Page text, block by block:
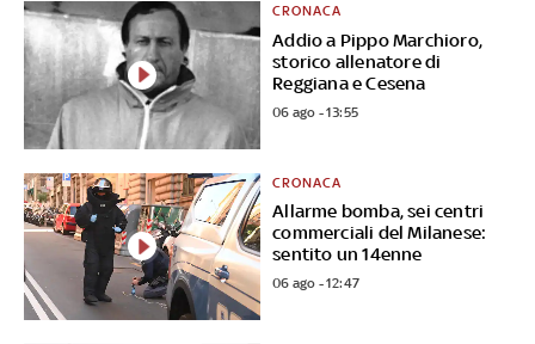
Addio a Pippo Marchioro,
storico allenatore di
Reggiana e Cesena
CRONACA
06 ago - 13:55
Allarme bomba, sei centri
commerciali del Milanese:
sentito un 14enne
CRONACA
06 ago - 12:47